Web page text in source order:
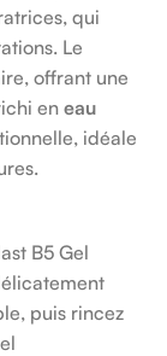
qui
Le
offrant une
en eau
idéale
B5 Gel
puis rincez